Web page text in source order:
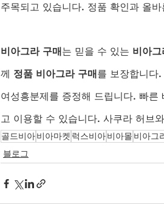
주목되고 있습니다. 정품 확인과 올
비아그라 구매 는 믿을 수 있는 비아
께 정품 비아그라 구매 를 보장합니다
여성흥분제를 증정해 드립니다. 빠
고 이용할 수 있습니다. 사쿠라 허브
골드비아비아마켓 럭스비아비아몰 비아그
블로그